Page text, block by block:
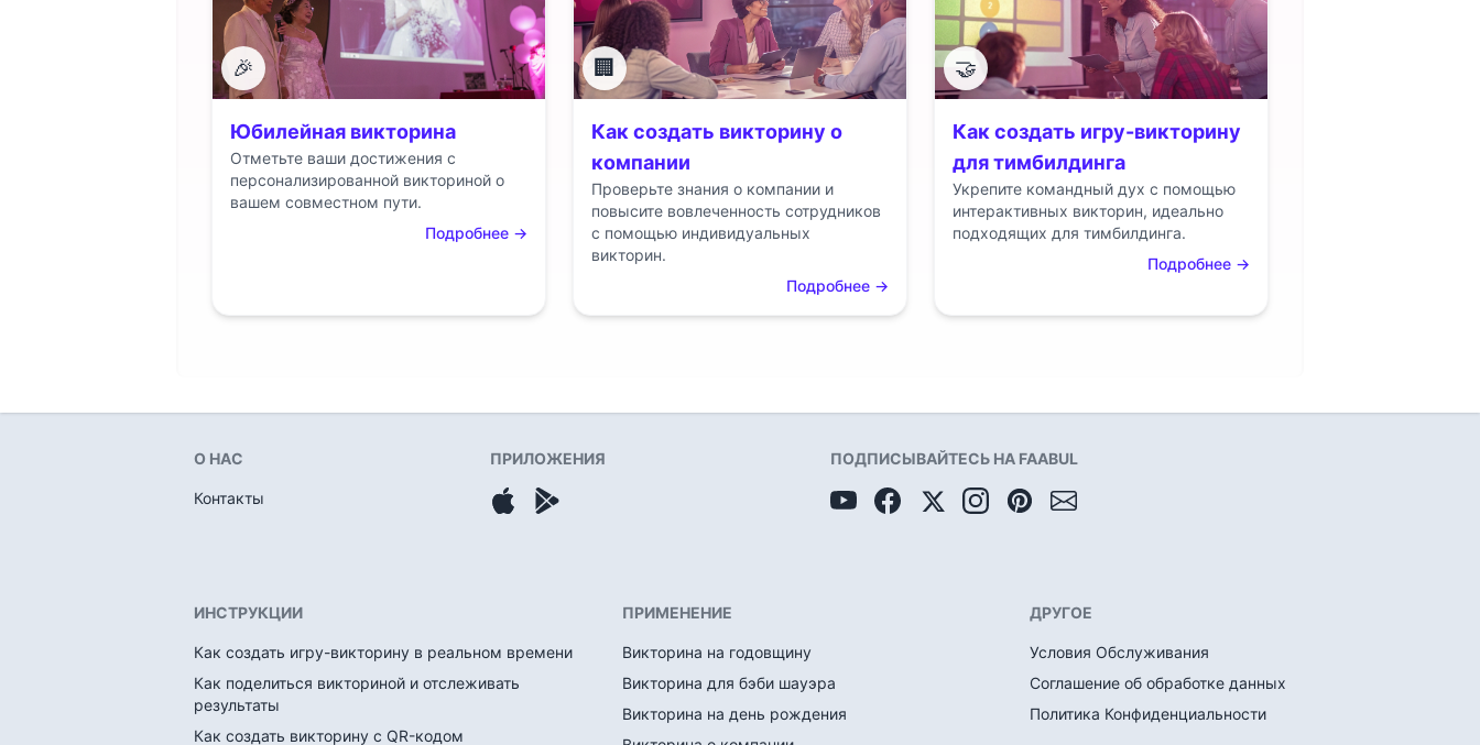
🎉
Юбилейная викторина
Отметьте ваши достижения с
персонализированной викториной о
вашем совместном пути.
Подробнее →
🏢
Как создать викторину о
компании
Проверьте знания о компании и
повысите вовлеченность сотрудников
с помощью индивидуальных
викторин.
Подробнее →
🤝
Как создать игру-викторину
для тимбилдинга
Укрепите командный дух с помощью
интерактивных викторин, идеально
подходящих для тимбилдинга.
Подробнее →
О НАС
Контакты
ПРИЛОЖЕНИЯ ПОДПИСЫВАЙТЕСЬ НА FAABUL
ИНСТРУКЦИИ
Как создать игру-викторину в реальном времени
Как поделиться викториной и отслеживать
результаты
Как создать викторину с QR-кодом
ПРИМЕНЕНИЕ
Викторина на годовщину
Викторина для бэби шауэра
Викторина на день рождения
ДРУГОЕ
Условия Обслуживания
Соглашение об обработке данных
Политика Конфиденциальности